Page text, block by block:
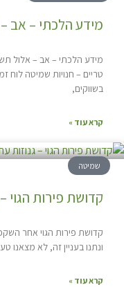
מידע הלכתי – אב
מידע הלכתי – אב – אלול
טריים – חנויות שמיטה לוח
בשווקים,
קרא עוד »
שמיטה
קדושת פירות הגוי
קדושת פירות הגוי אחר
ונתנו בעניין זה, לא
קרא עוד »